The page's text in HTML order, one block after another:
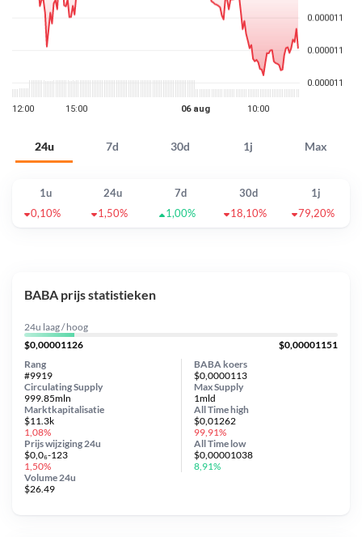
24u 7d 30d 1j Max
1u 24u 7d 30d
1j
0,10%
1,50% 1,00% 18,10% 79,20%
BABA prijs statistieken
24u laag / hoog
$0,00001126
$0,00001151
BABA koers
$0,0000113
Circulating Supply
999.85mln
Prijs wijziging 24u
$0,0₆-123
1,50%
Max Supply
1mld
Marktkapitalisatie
$11.3k
1,08%
Volume 24u
$26.49
Rang
#9919
All Timehigh
$0,01262
99,91%
All Time low
$0,00001038
8,91%